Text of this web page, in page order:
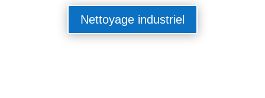
Nettoyage industriel